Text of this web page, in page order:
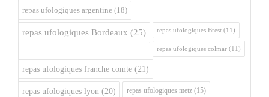
repas ufologiques argentine (18)
repas ufologiques Bordeaux (25) repas ufologiques Brest (11)
repas ufologiques colmar (11)
repas ufologiques franche comte (21)
repas ufologiques lyon (20) repas ufologiques metz (15)